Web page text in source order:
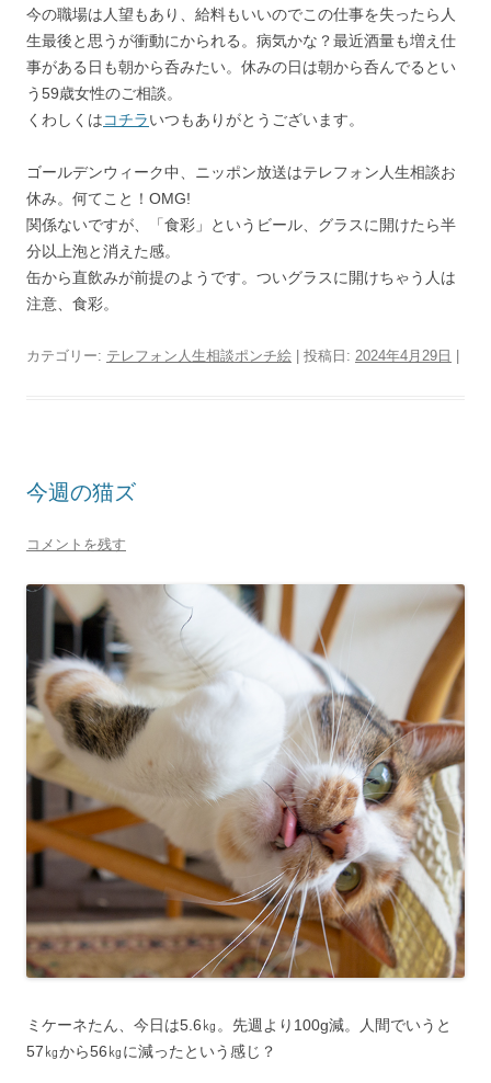
今の職場は人望もあり、給料もいいのでこの仕事を失ったら人
生最後と思うが衝動にかられる。病気かな？最近酒量も増え仕
事がある日も朝から呑みたい。休みの日は朝から呑んでるとい
う59歳女性のご相談。
くわしくはコチラいつもありがとうございます。
ゴールデンウィーク中、ニッポン放送はテレフォン人生相談お
休み。何てこと！OMG!
関係ないですが、「食彩」というビール、グラスに開けたら半
分以上泡と消えた感。
缶から直飲みが前提のようです。ついグラスに開けちゃう人は
注意、食彩。
カテゴリー: テレフォン人生相談ポンチ絵 | 投稿日: 2024年4月29日 |
今週の猫ズ
コメントを残す
ミケーネたん、今日は5.6㎏。先週より100g減。人間でいうと
57㎏から56㎏に減ったという感じ？